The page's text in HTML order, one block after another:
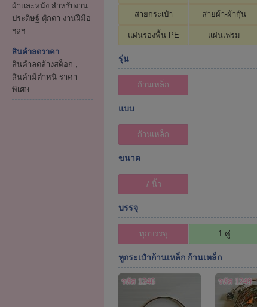
ผ้าและหนัง สำหรับงาน
ประดิษฐ์ ตุ๊กตา งานฝีมือ
ฯลฯ
สินค้าลดราคา
สินค้าลดล้างสต็อก ,
สินค้ามีตำหนิ ราคา
พิเศษ
สายกระเป๋า สายผ้า-ผ้ากุ๊น
แผ่นรองพื้น PE แผ่นเฟรม
รุ่น
ก้านเหล็ก
แบบ
ก้านเหล็ก
ขนาด
7 นิ้ว
บรรจุ
ทุกบรรจุ 1 คู่
หูกระเป๋าก้านเหล็ก ก้านเหล็ก
รหัส 1246 รหัส 1249